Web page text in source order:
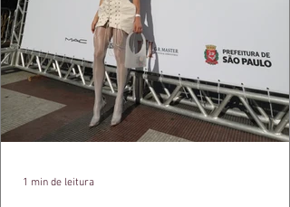
1 min de leitura